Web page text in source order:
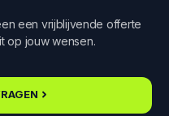
een vrijblijvende offerte
op jouw wensen.